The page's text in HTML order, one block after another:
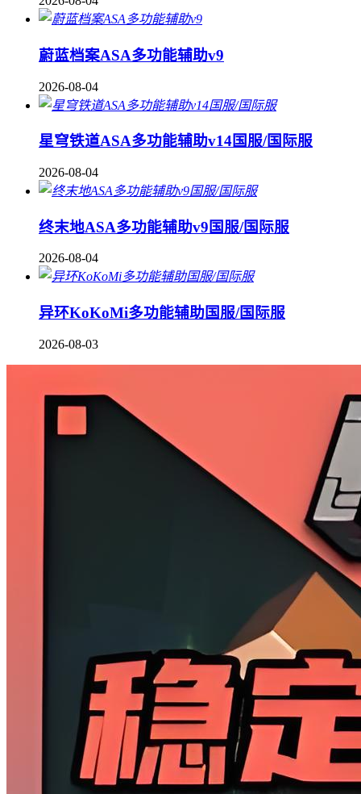
蔚蓝档案ASA多功能辅助v9
2026-08-04
星穹铁道ASA多功能辅助v14国服/国际服
2026-08-04
终末地ASA多功能辅助v9国服/国际服
2026-08-04
异环KoKoMi多功能辅助国服/国际服
2026-08-03